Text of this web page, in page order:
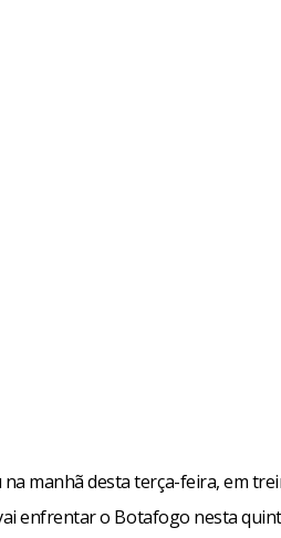
manhã desta terça-feira, em
enfrentar o Botafogo nesta